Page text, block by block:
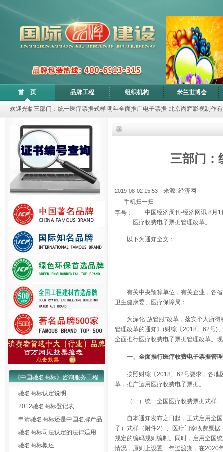
首 页 品牌工程 组织机构 米兰世博会
欢迎光临三部门：统一医疗票据式样 明年全面推广电子票据-北京尚辉影视制作
《中国驰名商标》咨询服务工程
驰名商标认定说明
2012驰名商标登记表
申请驰名商标还是中国名牌产品
驰名商标司法认定的法律适用
驰名商标概述
三部门：
2019-08-02 15:53
来源: 经济网
手机扫一扫
字号：
中国经济周刊-经济网讯 8月
医疗收费电子票据管理改革。
以下为通知全文：
有关中央预算单位，有关企业，各
卫生健康委、医疗保障局：
为深化“放管服”改革，落实个人所
管理改革的通知》(财综〔2018〕62号)
全面推行医疗收费电子票据管理改革。
一、全面推行医疗收费电子票据管
按照财综〔2018〕62号要求，各地
革，推广运用医疗收费电子票据。
（一）统一全国医疗收费票据式样
自本通知发布之日起，正式启用全
子）式样（附件2）、医疗门诊收费票
规定的编码规则编制。同时，启用全国
情况，原则上设置一年过渡期，在2020